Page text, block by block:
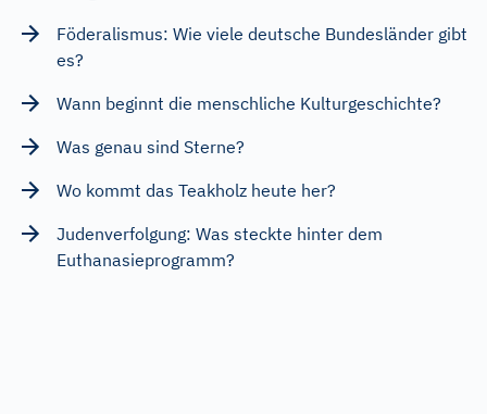
Föderalismus: Wie viele deutsche Bundesländer gibt
es?
Wann beginnt die menschliche Kulturgeschichte?
Was genau sind Sterne?
Wo kommt das Teakholz heute her?
Judenverfolgung: Was steckte hinter dem
Euthanasieprogramm?